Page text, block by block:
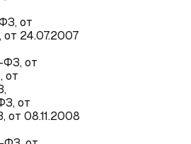
от
от 24.07.2007
ФЗ, от
от
от
от 08.11.2008